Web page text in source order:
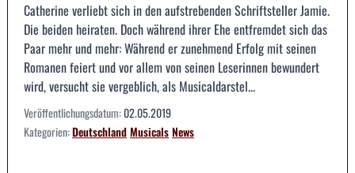
Catherine verliebt sich in den aufstrebenden Schriftsteller Jamie.
Die beiden heiraten. Doch während ihrer Ehe entfremdet sich das
Paar mehr und mehr: Während er zunehmend Erfolg mit seinen
Romanen feiert und vor allem von seinen Leserinnen bewundert
wird, versucht sie vergeblich, als Musicaldarstel...
Veröffentlichungsdatum:02.05.2019
Kategorien:DeutschlandMusicalsNews